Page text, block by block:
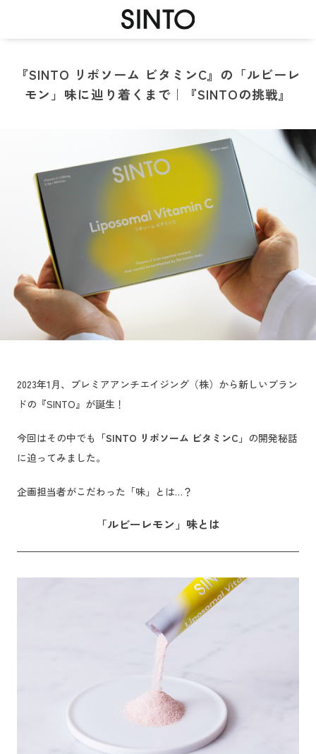
『SINTO リポソーム ビタミンC』の「ルビーレ
モン」味に辿り着くまで｜『SINTOの挑戦』
2023年1月、プレミアアンチエイジング（株）から新しいブラン
ドの『SINTO』が誕生！
今回はその中でも 「SINTO リポソーム ビタミンC」 の開発秘話
に迫ってみました。
企画担当者がこだわった「味」とは…？
「ルビーレモン」味とは